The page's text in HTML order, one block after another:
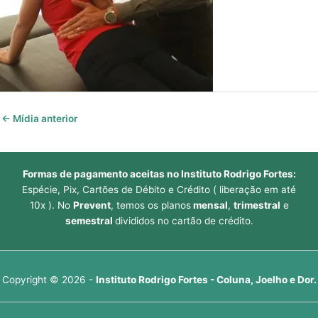
← Mídia anterior
Formas de pagamento aceitas no Instituto Rodrigo Fortes:
Espécie, Pix, Cartões de Débito e Crédito ( liberação em até
10x ). No Prevent, temos os planosmensal, trimestral e
semestral divididos no cartão de crédito.
Copyright © 2026 - Instituto Rodrigo Fortes - Coluna, Joelho e Dor.